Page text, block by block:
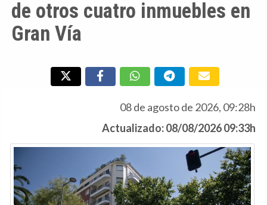
de otros cuatro inmuebles en
Gran Vía
08 de agosto de 2026, 09:28h
Actualizado: 08/08/2026 09:33h